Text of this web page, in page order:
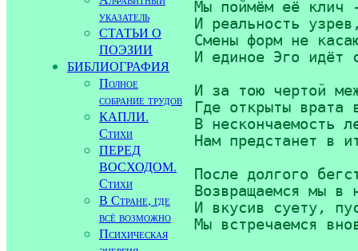
указатель
СТАТЬИ О
ПОЭЗИИ
БИБЛИОГРАФИЯ
Полное
собрание трудов
КАПЛИ.
Стихи
ПЕРЕД
ВОСХОДОМ.
Стихи
В Стране, где
всё возможно
Психическая
Мы поймём её клич
И реальность
Смены форм не
И единое Эго идёт
И за тою чертой
Где открыты врата
В нескончаемость
Нам предстанет в
После долгого
Возвращаемся мы в
И вкусив суету,
Мы встречаемся